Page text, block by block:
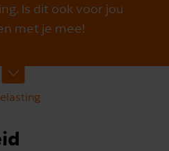
Is dit ook voor jou
met je mee!